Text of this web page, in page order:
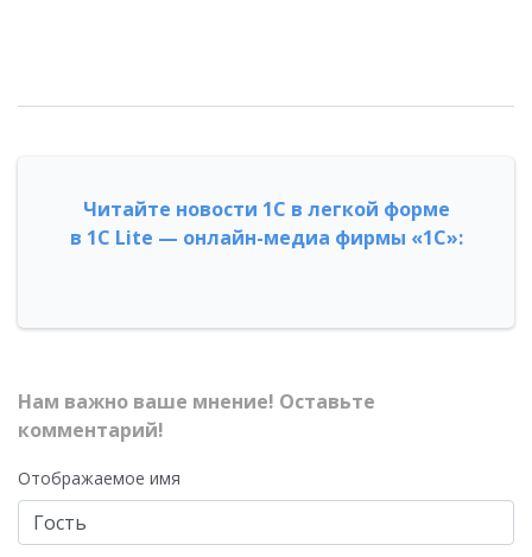
Читайте новости 1С в легкой форме
в 1С Lite — онлайн-медиа фирмы «1С»:
Нам важно ваше мнение! Оставьте
комментарий!
Отображаемое имя